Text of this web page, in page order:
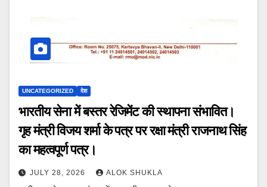
UNCATEGORIZED देश
भारतीय सेना में बस्तर रेजिमेंट की स्थापना संभावित।
गृह मंत्री विजय शर्मा के पत्र पर रक्षा मंत्री राजनाथ सिंह
का महत्वपूर्ण पत्र।
JULY 28, 2026 ALOK SHUKLA